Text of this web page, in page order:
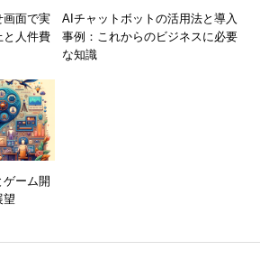
画面で実
と人件費
AIチャットボットの活用法と導入
事例：これからのビジネスに必要
な知識
ーム開
望